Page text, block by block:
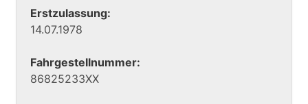
Erstzulassung:
14.07.1978
Fahrgestellnummer:
86825233XX